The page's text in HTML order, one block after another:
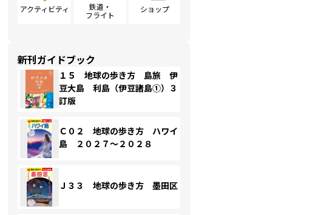
アクティビティ
鉄道・
フライト
ショップ
新刊ガイドブック
１５ 地球の歩き方 島旅 伊
豆大島 利島（伊豆諸島①）３
訂版
Ｃ０２ 地球の歩き方 ハワイ
島 ２０２７～２０２８
Ｊ３３ 地球の歩き方 墨田区